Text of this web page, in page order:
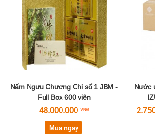
Nấm Ngưu Chương Chi số 1 JBM -
Full Box 600 viên
48.000.000
Mua ngay
Nước